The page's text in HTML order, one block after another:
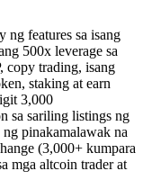
ng features sa isang
500x leverage sa
copy trading, isang
staking at earn
3,000
sa sariling listings ng
pinakamalawak na
(3,000+ kumpara
mga altcoin trader at